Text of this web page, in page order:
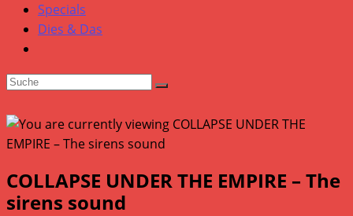
Specials
Dies & Das
COLLAPSE UNDER THE EMPIRE – The
sirens sound